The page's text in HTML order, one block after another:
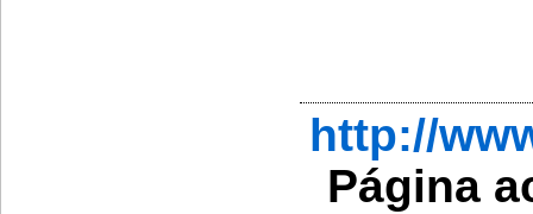
http://
Página